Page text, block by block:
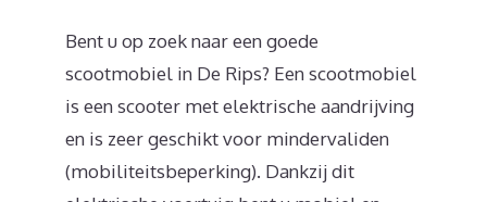
Bent u op zoek naar een goede
scootmobiel in De Rips? Een scootmobiel
is een scooter met elektrische aandrijving
en is zeer geschikt voor mindervaliden
(mobiliteitsbeperking). Dankzij dit